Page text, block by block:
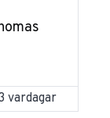
vardagar